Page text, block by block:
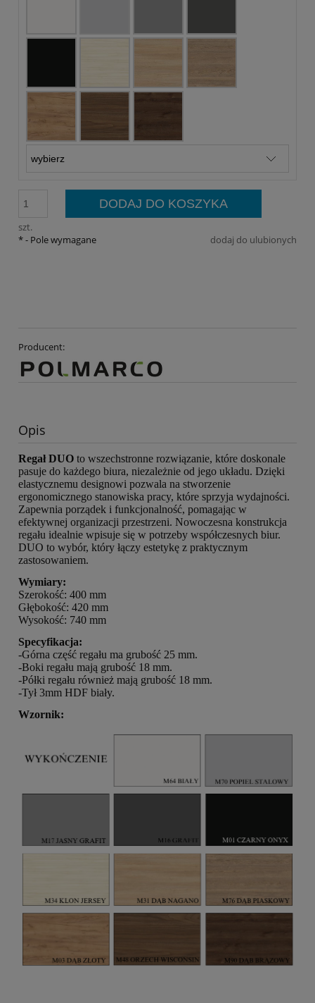
szt.
DODAJ DO KOSZYKA
dodaj do ulubionych
*- Pole wymagane
Producent:
Opis
Regał DUO to wszechstronne rozwiązanie, które doskonale
pasuje do każdego biura, niezależnie od jego układu. Dzięki
elastycznemu designowi pozwala na stworzenie
ergonomicznego stanowiska pracy, które sprzyja wydajności.
Zapewnia porządek i funkcjonalność, pomagając w
efektywnej organizacji przestrzeni. Nowoczesna konstrukcja
regału idealnie wpisuje się w potrzeby współczesnych biur.
DUO to wybór, który łączy estetykę z praktycznym
zastosowaniem.
Wymiary:
Szerokość: 400 mm
Głębokość: 420 mm
Wysokość: 740 mm
Specyfikacja:
-Górna część regału ma grubość 25 mm.
-Boki regału mają grubość 18 mm.
-Półki regału również mają grubość 18 mm.
-Tył 3mm HDF biały.
Wzornik: